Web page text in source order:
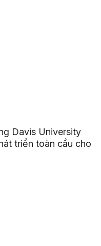
Davis University
triển toàn cầu cho